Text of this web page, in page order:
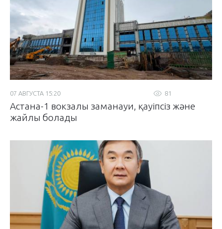
81
07 АВГУСТА 15:20
Астана-1 вокзалы заманауи, қауіпсіз және
жайлы болады